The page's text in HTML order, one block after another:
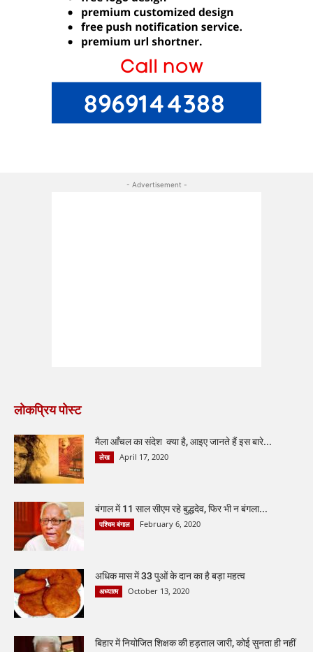
- Advertisement -
लोकप्रिय पोस्ट
मैला आँचल का संदेश क्या है, आइए जानते हैं इस बारे...
लेख April 17, 2020
बंगाल में 11 साल सीएम रहे बुद्धदेव, फिर भी न बंगला...
पश्चिम बंगाल February 6, 2020
अधिक मास में 33 पुओं के दान का है बड़ा महत्व
अध्यात्म October 13, 2020
बिहार में नियोजित शिक्षक की हड़ताल जारी, कोई सुनता ही नहीं